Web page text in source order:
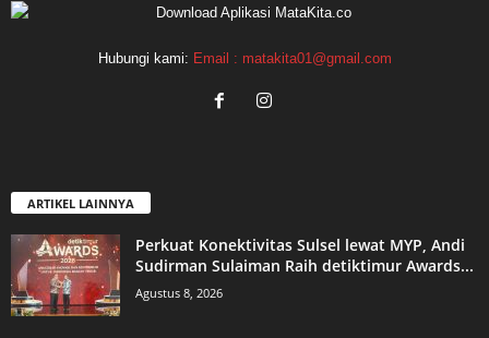
Hubungi kami: Email : matakita01@gmail.com
ARTIKEL LAINNYA
Perkuat Konektivitas Sulsel lewat MYP, Andi
Sudirman Sulaiman Raih detiktimur Awards...
Agustus 8, 2026